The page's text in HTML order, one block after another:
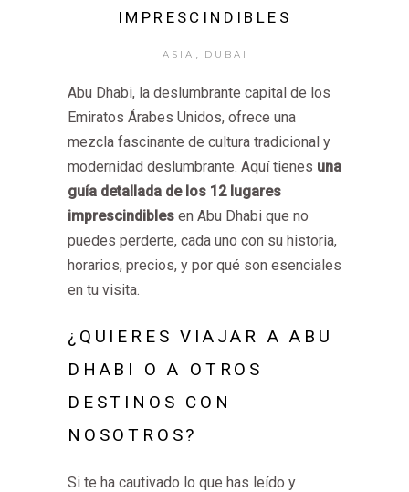
IMPRESCINDIBLES
ASIA DUBAI
Abu Dhabi, la deslumbrante capital de los
Emiratos Árabes Unidos, ofrece una
mezcla fascinante de cultura tradicional y
modernidad deslumbrante. Aquí tienes una
guía detallada de los 12 lugares
imprescindibles en Abu Dhabi que no
puedes perderte, cada uno con su historia,
horarios, precios, y por qué son esenciales
en tu visita.
¿QUIERES VIAJAR A ABU
DHABI O A OTROS
DESTINOS CON
NOSOTROS?
Si te ha cautivado lo que has leído y